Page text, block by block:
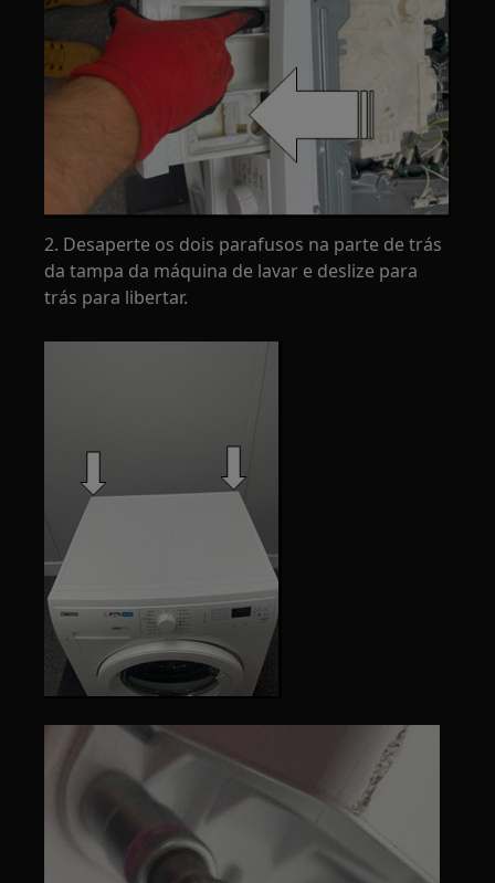
2. Desaperte os dois parafusos na parte de trás
da tampa da máquina de lavar e deslize para
trás para libertar.